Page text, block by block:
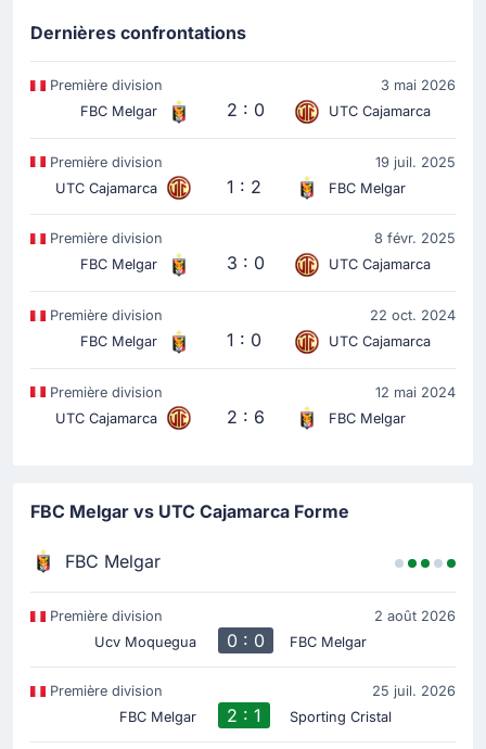
Dernières confrontations
Première division
3 mai 2026
FBC Melgar
2 : 0 UTC Cajamarca
Première division
19 juil. 2025
UTC Cajamarca
1 : 2 FBC Melgar
Première division
8 févr. 2025
FBC Melgar
3 : 0 UTC Cajamarca
Première division
22 oct. 2024
FBC Melgar
1 : 0 UTC Cajamarca
Première division
12 mai 2024
UTC Cajamarca
2 : 6 FBC Melgar
FBC Melgar vs UTC Cajamarca Forme
FBC Melgar
Première division
2 août 2026
Ucv Moquegua
0 : 0 FBC Melgar
Première division
25 juil. 2026
FBC Melgar
2 : 1 Sporting Cristal